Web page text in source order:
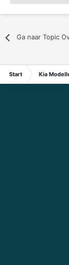
Ga naar Topic
Start Kia